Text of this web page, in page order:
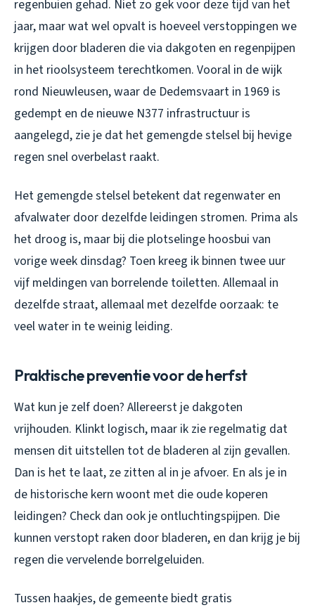
regenbuien gehad. Niet zo gek voor deze tijd van het
jaar, maar wat wel opvalt is hoeveel verstoppingen we
krijgen door bladeren die via dakgoten en regenpijpen
in het rioolsysteem terechtkomen. Vooral in de wijk
rond Nieuwleusen, waar de Dedemsvaart in 1969 is
gedempt en de nieuwe N377 infrastructuur is
aangelegd, zie je dat het gemengde stelsel bij hevige
regen snel overbelast raakt.
Het gemengde stelsel betekent dat regenwater en
afvalwater door dezelfde leidingen stromen. Prima als
het droog is, maar bij die plotselinge hoosbui van
vorige week dinsdag? Toen kreeg ik binnen twee uur
vijf meldingen van borrelende toiletten. Allemaal in
dezelfde straat, allemaal met dezelfde oorzaak: te
veel water in te weinig leiding.
Praktische preventie voor de herfst
Wat kun je zelf doen? Allereerst je dakgoten
vrijhouden. Klinkt logisch, maar ik zie regelmatig dat
mensen dit uitstellen tot de bladeren al zijn gevallen.
Dan is het te laat, ze zitten al in je afvoer. En als je in
de historische kern woont met die oude koperen
leidingen? Check dan ook je ontluchtingspijpen. Die
kunnen verstopt raken door bladeren, en dan krijg je bij
regen die vervelende borrelgeluiden.
Tussen haakjes, de gemeente biedt gratis